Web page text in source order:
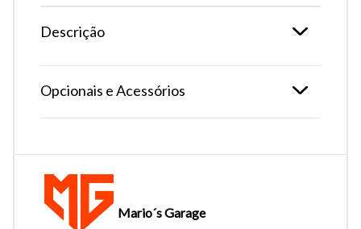
Descrição
Opcionais e Acessórios
Mario´s Garage